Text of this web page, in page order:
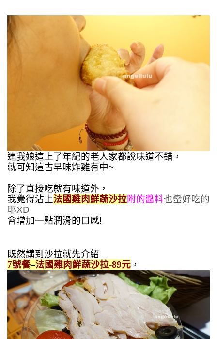
連我娘這上了年紀的老人家都說味道不錯，
就可知這古早味炸雞有中~
除了直接吃就有味道外，
我覺得沾上法國雞肉鮮蔬沙拉附的醬料也蠻好吃的
耶XD
會增加一點潤滑的口感!
既然講到沙拉就先介紹
7號餐–法國雞肉鮮蔬沙拉-89元 ，